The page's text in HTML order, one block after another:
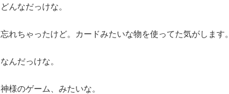
どんなだっけな。
忘れちゃったけど。カードみたいな物を使ってた気がします。
なんだっけな。
神様のゲーム、みたいな。